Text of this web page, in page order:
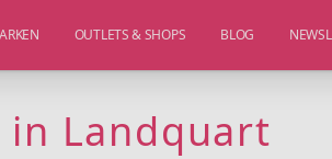
OUTLETS & SHOPS BLOG
Landquart